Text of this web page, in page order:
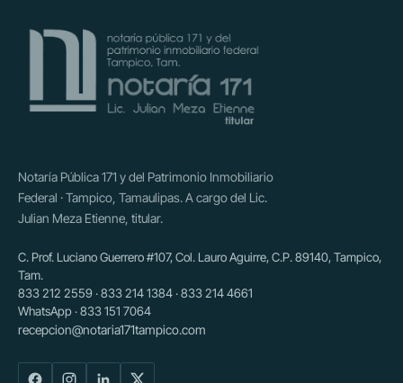
Notaría Pública 171 y del Patrimonio Inmobiliario
Federal · Tampico, Tamaulipas. A cargo del Lic.
Julian Meza Etienne, titular.
C. Prof. Luciano Guerrero #107, Col. Lauro Aguirre, C.P. 89140, Tampico,
Tam.
833 212 2559 · 833 214 1384 · 833 214 4661
WhatsApp · 833 151 7064
recepcion@notaria171tampico.com